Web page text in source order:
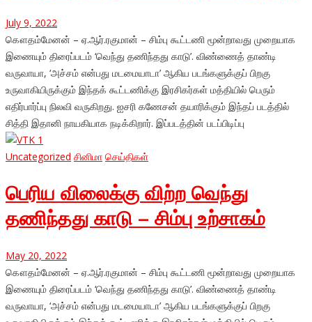
July 9, 2022
கௌதம்மேனன் – ஏ.ஆர்.ரகுமான் – சிம்பு கூட்டணி மூன்றாவது முறையாக
இணையும் திரைப்படம் ‘வெந்து தணிந்தது காடு’. விண்ணைத் தாண்டி
வருவாயா, ‘அச்சம் என்பது மடமையாடா’ ஆகிய படங்களுக்குப் பிறகு
உருவாகியிருக்கும் இந்தக் கூட்டணிக்கு இரசிகர்கள் மத்தியில் பெரும்
எதிர்பார்ப்பு நிலவி வருகிறது. ஐசரி கணேசன் தயாரிக்கும் இந்தப் படத்தில்
சித்தி இதானி நாயகியாக நடிக்கிறார். இப்படத்தின் படப்பிடிப்பு
Uncategorized சினிமா செய்திகள்
பெரிய விலைக்கு விற்ற வெந்து
தணிந்தது காடு – சிம்பு உற்சாகம்
May 20, 2022
கௌதம்மேனன் – ஏ.ஆர்.ரகுமான் – சிம்பு கூட்டணி மூன்றாவது முறையாக
இணையும் திரைப்படம் ‘வெந்து தணிந்தது காடு’. விண்ணைத் தாண்டி
வருவாயா, ‘அச்சம் என்பது மடமையாடா’ ஆகிய படங்களுக்குப் பிறகு